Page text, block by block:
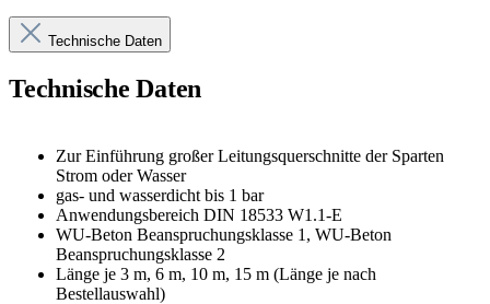
Technische Daten
Technische Daten
Zur Einführung großer Leitungsquerschnitte der Sparten
Strom oder Wasser
gas- und wasserdicht bis 1 bar
Anwendungsbereich DIN 18533 W1.1-E
WU-Beton Beanspruchungsklasse 1, WU-Beton
Beanspruchungsklasse 2
Länge je 3 m, 6 m, 10 m, 15 m (Länge je nach
Bestellauswahl)